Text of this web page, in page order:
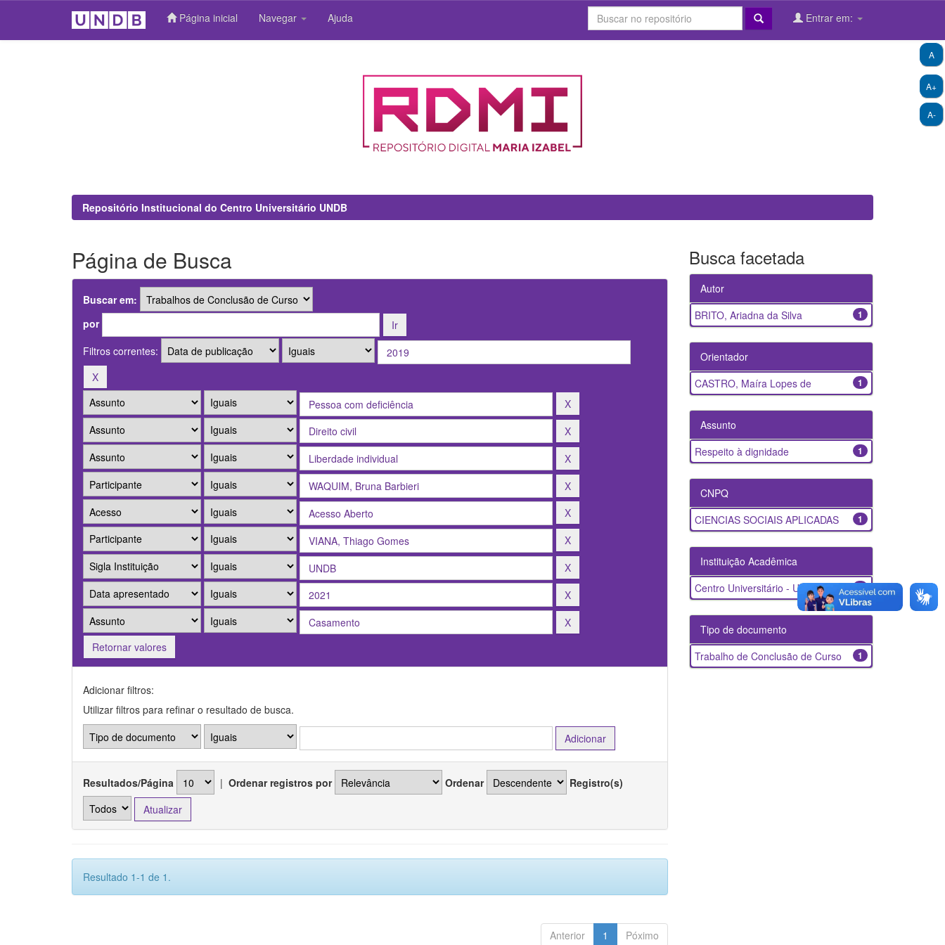
Página inicial Navegar Ajuda Entrar em:
A+
A-
A
Repositório Institucional do Centro Universitário UNDB
Página de Busca
Buscar em:
por
Filtros correntes:
Retornar valores
Adicionar filtros:
Utilizar filtros para refinar o resultado de busca.
Resultados/Página | Ordenar registros por Ordenar Registro(s)
Resultado 1-1 de 1.
Anterior 1 Póximo
Busca facetada
Autor
1
BRITO, Ariadna da Silva
Orientador
1
CASTRO, Maíra Lopes de
Assunto
1
Respeito à dignidade
CNPQ
1
CIENCIAS SOCIAIS APLICADAS
Instituição Acadêmica
1
Centro Universitário - UNDB
Tipo de documento
1
Trabalho de Conclusão de Curso